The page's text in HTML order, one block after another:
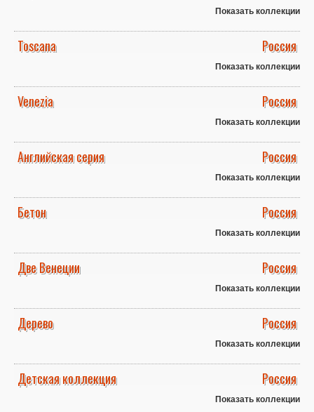
Показать коллекции
Toscana Россия
Показать коллекции
Venezia Россия
Показать коллекции
Английская серия Россия
Показать коллекции
Бетон Россия
Показать коллекции
Две Венеции Россия
Показать коллекции
Дерево Россия
Показать коллекции
Детская коллекция Россия
Показать коллекции